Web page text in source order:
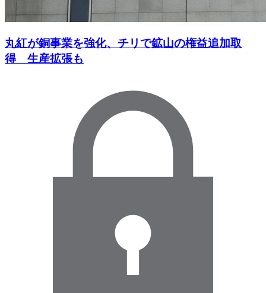
丸紅が銅事業を強化、チリで鉱山の権益追加取
得 生産拡張も